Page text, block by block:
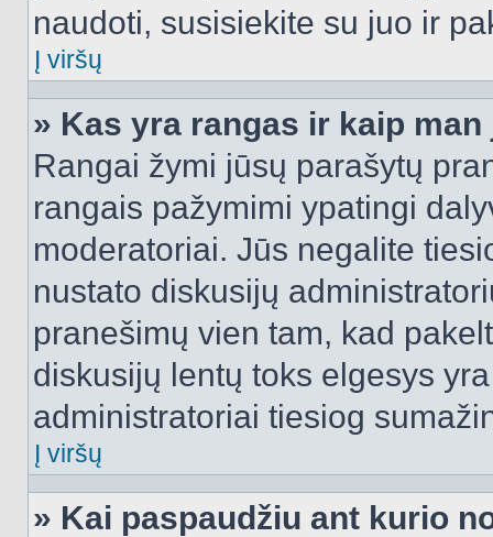
naudoti, susisiekite su juo ir
Į viršų
» Kas yra rangas ir kaip
Rangai žymi jūsų parašytų
rangais pažymimi ypatingi
moderatoriai. Jūs negalite
nustato diskusijų
pranešimų vien tam, kad
diskusijų lentų toks elgesys
administratoriai tiesiog
Į viršų
» Kai paspaudžiu ant kurio